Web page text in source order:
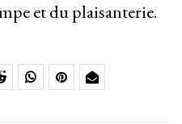
et du plaisanterie.